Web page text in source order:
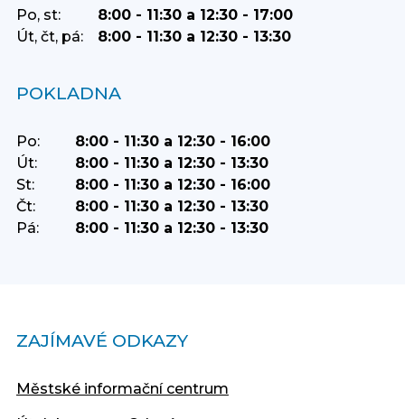
Po, st:
8:00 - 11:30 a 12:30 - 17:00
Út, čt, pá:
8:00 - 11:30 a 12:30 - 13:30
POKLADNA
Po:
8:00 - 11:30 a 12:30 - 16:00
Út:
8:00 - 11:30 a 12:30 - 13:30
St:
8:00 - 11:30 a 12:30 - 16:00
Čt:
8:00 - 11:30 a 12:30 - 13:30
Pá:
8:00 - 11:30 a 12:30 - 13:30
ZAJÍMAVÉ ODKAZY
Městské informační centrum